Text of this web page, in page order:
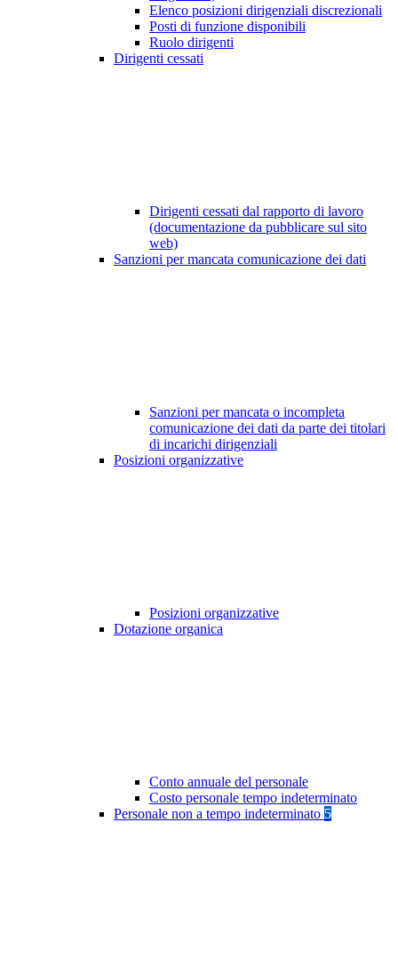
Elenco posizioni dirigenziali discrezionali
Posti di funzione disponibili
Ruolo dirigenti
Dirigenti cessati
Dirigenti cessati dal rapporto di lavoro
(documentazione da pubblicare sul sito
web)
Sanzioni per mancata comunicazione dei dati
Sanzioni per mancata o incompleta
comunicazione dei dati da parte dei titolari
di incarichi dirigenziali
Posizioni organizzative
Posizioni organizzative
Dotazione organica
Conto annuale del personale
Costo personale tempo indeterminato
Personale non a tempo indeterminato 5